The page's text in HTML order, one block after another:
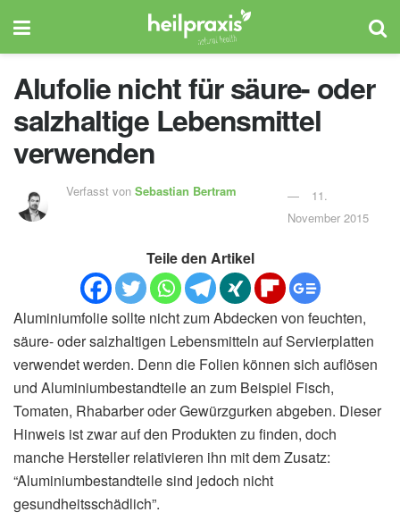
Alufolie nicht für säure- oder
salzhaltige Lebensmittel
verwenden
Verfasst von Sebastian Bertram
11.
November 2015
Teile den Artikel
Aluminiumfolie sollte nicht zum Abdecken von feuchten,
säure- oder salzhaltigen Lebensmitteln auf Servierplatten
verwendet werden. Denn die Folien können sich auflösen
und Aluminiumbestandteile an zum Beispiel Fisch,
Tomaten, Rhabarber oder Gewürzgurken abgeben. Dieser
Hinweis ist zwar auf den Produkten zu finden, doch
manche Hersteller relativieren ihn mit dem Zusatz:
“Aluminiumbestandteile sind jedoch nicht
gesundheitsschädlich”.